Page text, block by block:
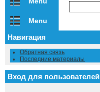
Menu
Навигация
Обратная связь
Последние материалы
Вход для пользователей